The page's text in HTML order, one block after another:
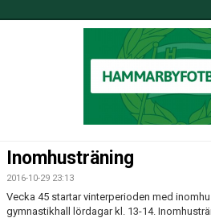
BILDGALLERI
DOKUMENT
Inomhusträning
2016-10-29 23:13
Vecka 45 startar vinterperioden med
gymnastikhall lördagar kl. 13-14.